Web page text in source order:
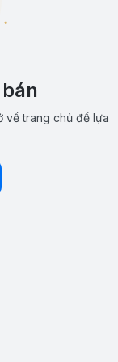
về trang chủ để lựa